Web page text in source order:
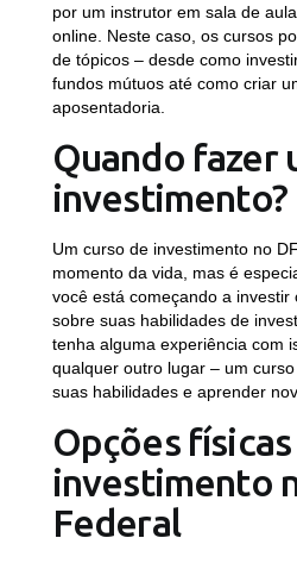
por um instrutor em sala de
online. Neste caso, os cursos
de tópicos – desde como
fundos mútuos até como criar
aposentadoria.
Quando fazer
investimento?
Um curso de investimento no
momento da vida, mas é
você está começando a investir
sobre suas habilidades de
tenha alguma experiência com
qualquer outro lugar – um
suas habilidades e aprender
Opções
investimento
Federal